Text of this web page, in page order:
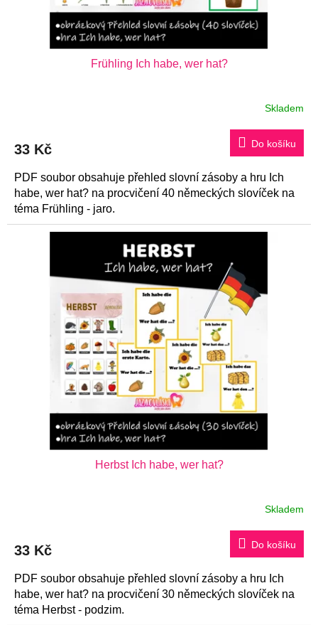
Frühling Ich habe, wer hat?
Skladem
33 Kč Do košíku
PDF soubor obsahuje přehled slovní zásoby a hru Ich
habe, wer hat? na procvičení 40 německých slovíček na
téma Frühling - jaro.
Herbst Ich habe, wer hat?
Skladem
33 Kč Do košíku
PDF soubor obsahuje přehled slovní zásoby a hru Ich
habe, wer hat? na procvičení 30 německých slovíček na
téma Herbst - podzim.